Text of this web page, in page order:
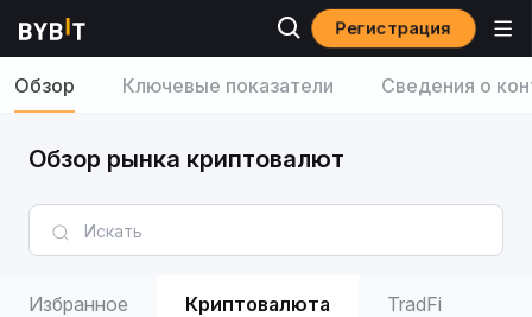
Регистрация
Обзор Ключевые показатели Сведения о
Обзор рынка криптовалют
Избранное Криптовалюта TradFi